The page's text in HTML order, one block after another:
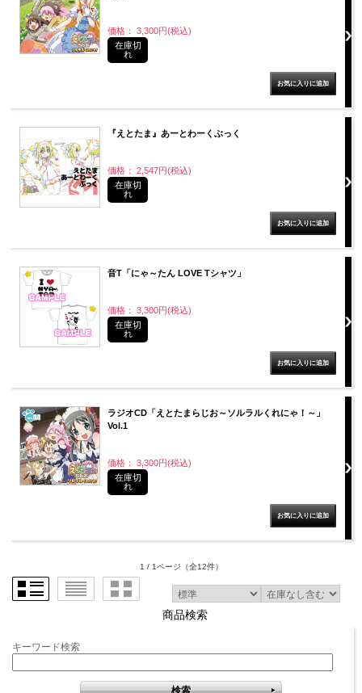
価格： 3,300円(税込)
在庫切
れ
『えとたま』あーとわーくぶっく
価格： 2,547円(税込)
在庫切
れ
音T「にゃ～たん LOVE Tシャツ」
価格： 3,300円(税込)
在庫切
れ
ラジオCD「えとたまらじお～ソルラルくれにゃ！～」
Vol.1
価格： 3,300円(税込)
在庫切
れ
1 / 1ページ （全12件）
商品検索
キーワード検索